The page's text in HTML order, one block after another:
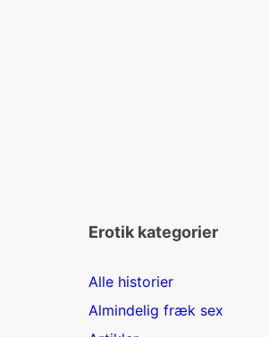
Erotik kategorier
Alle historier
Almindelig fræk sex